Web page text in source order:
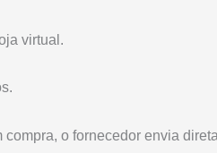
virtual.
compra, o fornecedor envia